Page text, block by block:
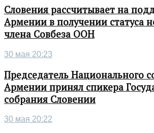
Словения рассчитывает на
Армении в получении статуса
члена Совбеза ООН
30 мая 20:23
Председатель Национального
Армении принял спикера
собрания Словении
30 мая 20:22